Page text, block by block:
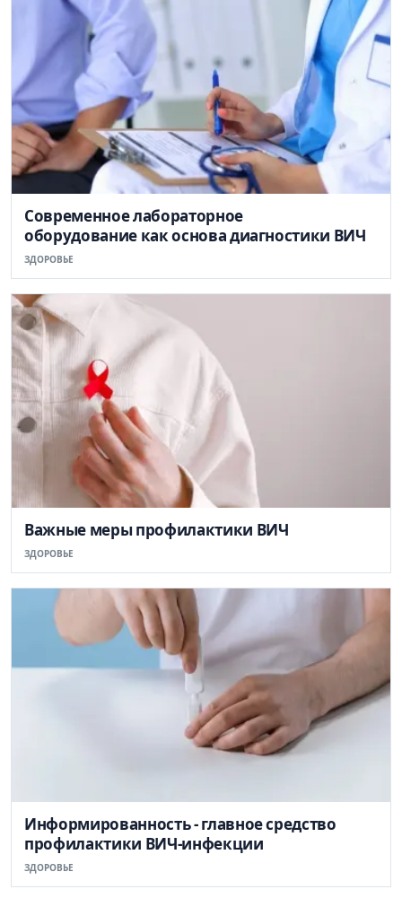
Современное лабораторное
оборудование как основа диагностики ВИЧ
ЗДОРОВЬЕ
Важные меры профилактики ВИЧ
ЗДОРОВЬЕ
Информированность - главное средство
профилактики ВИЧ-инфекции
ЗДОРОВЬЕ